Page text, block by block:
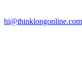
hi@thinklongonline.com